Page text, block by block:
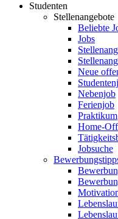
Studenten
Stellenangebote
Beliebte
Jobs
Neue
Nebenjob
Ferienjob
Praktikum
Home-
Jobsuche